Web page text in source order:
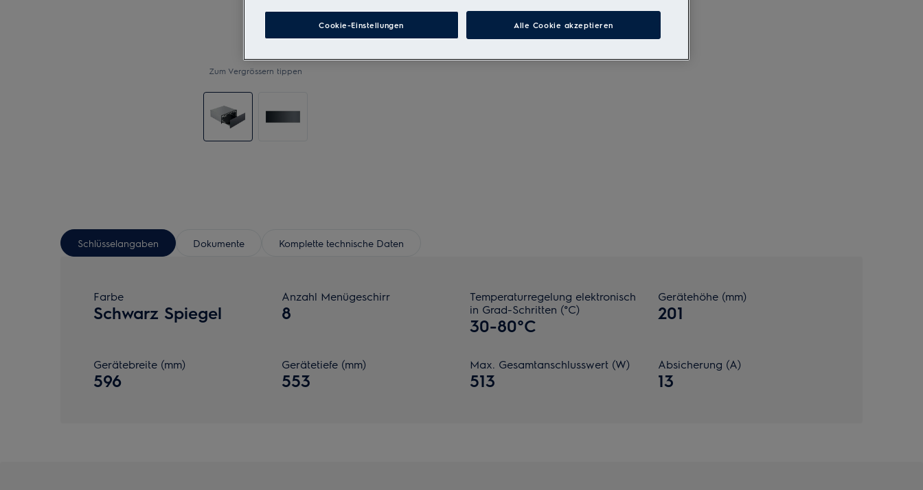
Zum Vergrössern tippen
Schlüsselangaben Dokumente Komplette technische Daten
Farbe
Schwarz Spiegel
Anzahl Menügeschirr
8
Temperaturregelung elektronisch
in Grad-Schritten (°C)
30-80°C
Gerätehöhe (mm)
201
Gerätebreite (mm)
596
Gerätetiefe (mm)
553
Max. Gesamtanschlusswert (W)
513
Absicherung (A)
13
Cookie-Einstellungen Alle Cookie akzeptieren